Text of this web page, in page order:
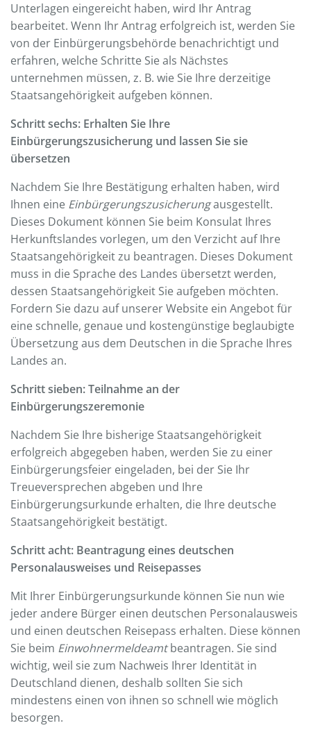
Unterlagen eingereicht haben, wird Ihr Antrag
bearbeitet. Wenn Ihr Antrag erfolgreich ist, werden Sie
von der Einbürgerungsbehörde benachrichtigt und
erfahren, welche Schritte Sie als Nächstes
unternehmen müssen, z. B. wie Sie Ihre derzeitige
Staatsangehörigkeit aufgeben können.
Schritt sechs: Erhalten Sie Ihre
Einbürgerungszusicherung und lassen Sie sie
übersetzen
Nachdem Sie Ihre Bestätigung erhalten haben, wird
Ihnen eine Einbürgerungszusicherungausgestellt.
Dieses Dokument können Sie beim Konsulat Ihres
Herkunftslandes vorlegen, um den Verzicht auf Ihre
Staatsangehörigkeit zu beantragen. Dieses Dokument
muss in die Sprache des Landes übersetzt werden,
dessen Staatsangehörigkeit Sie aufgeben möchten.
Fordern Sie dazu auf unserer Website ein Angebot für
eine schnelle, genaue und kostengünstige beglaubigte
Übersetzung aus dem Deutschen in die Sprache Ihres
Landes an.
Schritt sieben: Teilnahme an der
Einbürgerungszeremonie
Nachdem Sie Ihre bisherige Staatsangehörigkeit
erfolgreich abgegeben haben, werden Sie zu einer
Einbürgerungsfeier eingeladen, bei der Sie Ihr
Treueversprechen abgeben und Ihre
Einbürgerungsurkunde erhalten, die Ihre deutsche
Staatsangehörigkeit bestätigt.
Schritt acht: Beantragung eines deutschen
Personalausweises und Reisepasses
Mit Ihrer Einbürgerungsurkunde können Sie nun wie
jeder andere Bürger einen deutschen Personalausweis
und einen deutschen Reisepass erhalten. Diese können
Sie beim Einwohnermeldeamtbeantragen. Sie sind
wichtig, weil sie zum Nachweis Ihrer Identität in
Deutschland dienen, deshalb sollten Sie sich
mindestens einen von ihnen so schnell wie möglich
besorgen.